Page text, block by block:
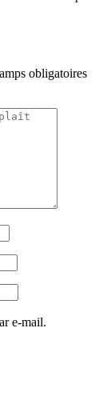
obligatoires
e-mail.